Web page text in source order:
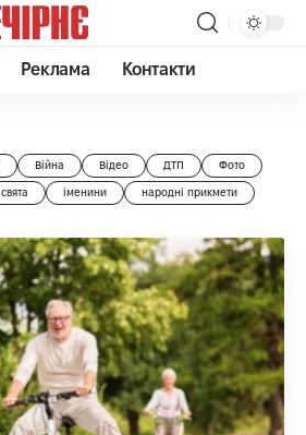
Реклама Контакти
Війна Відео ДТП Фото
свята іменини народні прикмети